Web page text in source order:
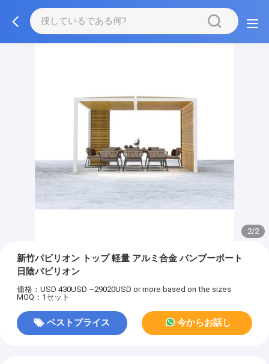
2/2
新竹パビリオン トップ 軽量 アルミ合金 バンブーボート
日陰パビリオン
価格：USD 430USD ~29020USD or more based on the sizes
MOQ：1セット
ベストプライス 今からお話し